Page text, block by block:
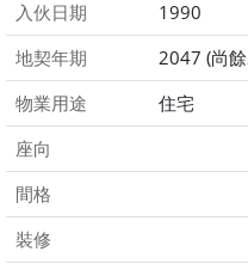
入伙日期
1990
地契年期
2047 (尚
物業用途
住宅
座向
間格
裝修